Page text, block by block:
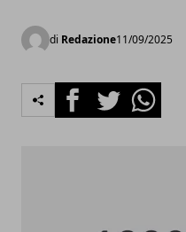
di Redazione11/09/2025
FacebookTwitterWhatsapp